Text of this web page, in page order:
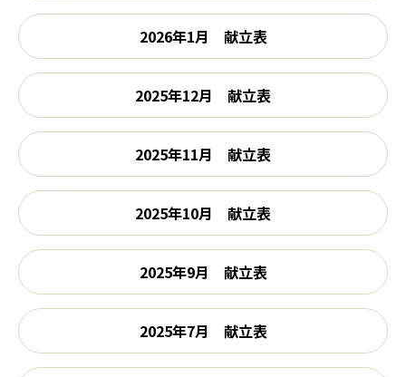
2026年1月 献立表
2025年12月 献立表
2025年11月 献立表
2025年10月 献立表
2025年9月 献立表
2025年7月 献立表